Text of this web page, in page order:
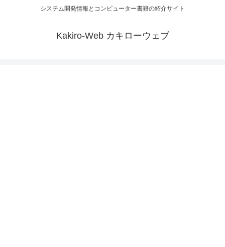
システム開発情報とコンピューター書籍の紹介サイト
Kakiro-Web カキローウェブ